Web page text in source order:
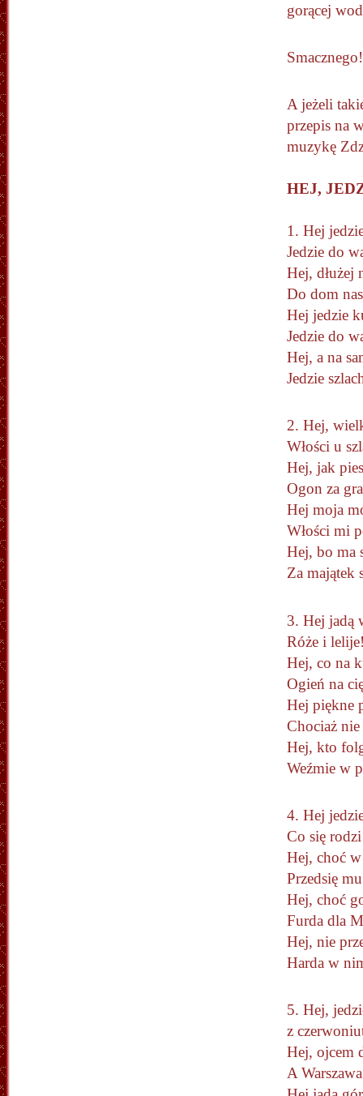
gorącej
Smacznego!
A jeżeli
przepis na
muzykę
HEJ,
1.
Hej,
Do
Hej
Hej,
2.
Hej,
Hej
Hej,
Za
3.
Hej,
Hej
Hej,
4. Hej
Co się
Hej, choć
Przedsię
Hej, choć
Furda dla
Hej, nie
Harda w
5. Hej,
z
Hej, ojcem
A